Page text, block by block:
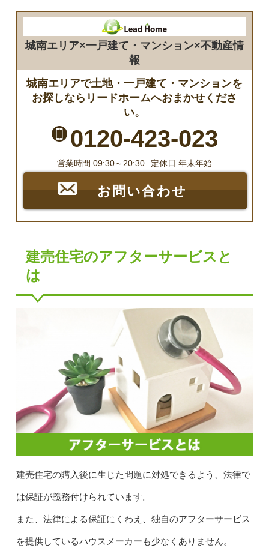
城南エリア×一戸建て・マンション×不動産情
報
城南エリアで土地・一戸建て・マンションを
お探しならリードホームへおまかせくださ
い。
0120-423-023
営業時間 09:30～20:30 定休日 年末年始
お問い合わせ
建売住宅のアフターサービスと
は
建売住宅の購入後に生じた問題に対処できるよう、法律で
は保証が義務付けられています。
また、法律による保証にくわえ、独自のアフターサービス
を提供しているハウスメーカーも少なくありません。